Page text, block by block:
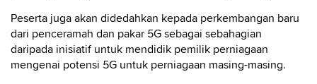
Peserta juga akan didedahkan kepada perkembangan baru
dari penceramah dan pakar 5G sebagai sebahagian
daripada inisiatif untuk mendidik pemilik perniagaan
mengenai potensi 5G untuk perniagaan masing-masing.